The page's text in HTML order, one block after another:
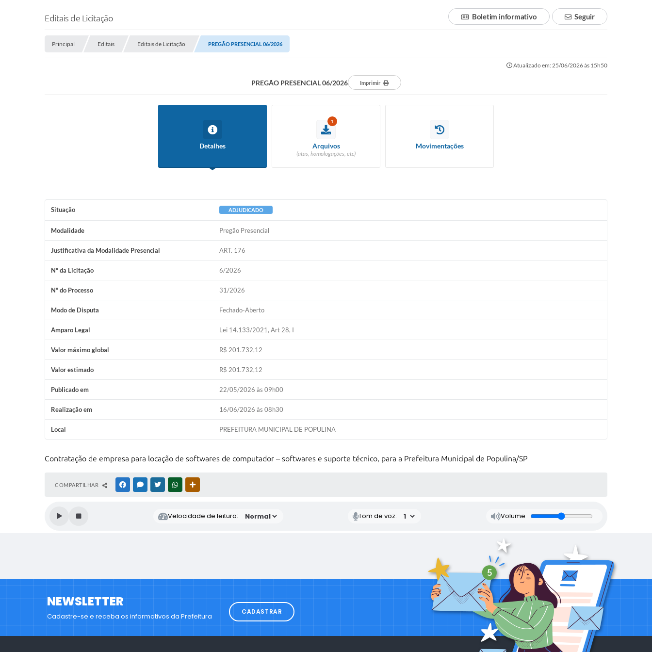
Editais de Licitação Seguir
Boletim informativo
Principal Editais Editais de Licitação PREGÃO PRESENCIAL 06/2026
Atualizado em: 25/06/2026 às 15h50
PREGÃO PRESENCIAL 06/2026 Imprimir
Detalhes
1
Arquivos
(atas, homologações, etc)
Movimentações
Situação ADJUDICADO
Modalidade Pregão Presencial
Justificativa da Modalidade Presencial ART. 176
Nº da Licitação 6/2026
Nº do Processo 31/2026
Modo de Disputa Fechado-Aberto
Amparo Legal Lei 14.133/2021, Art 28, I
Valor máximo global R$ 201.732,12
Valor estimado R$ 201.732,12
Publicado em 22/05/2026 às 09h00
Realização em 16/06/2026 às 08h30
Local PREFEITURA MUNICIPAL DE POPULINA
Contratação de empresa para locação de softwares de computador – softwares e suporte técnico, para a Prefeitura Municipal de Populina/SP
COMPARTILHAR FACEBOOKMESSENGER
TWITTERWHATSAPP
Velocidade de leitura: Tom de voz: Volume
NEWSLETTER
Cadastre-se e receba os informativos da Prefeitura
CADASTRAR